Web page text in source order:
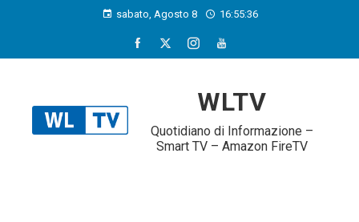
sabato, Agosto 8 16:55:36
WLTV
Quotidiano di Informazione –
Smart TV – Amazon FireTV